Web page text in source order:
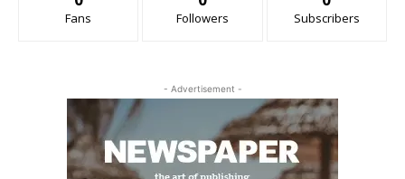
Fans Followers Subscribers
- Advertisement -